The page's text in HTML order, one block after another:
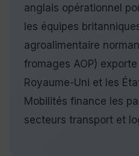
anglais opérationnel
les équipes
agroalimentaire
fromages AOP)
Royaume-Uni et les
Mobilités finance les
secteurs transport et